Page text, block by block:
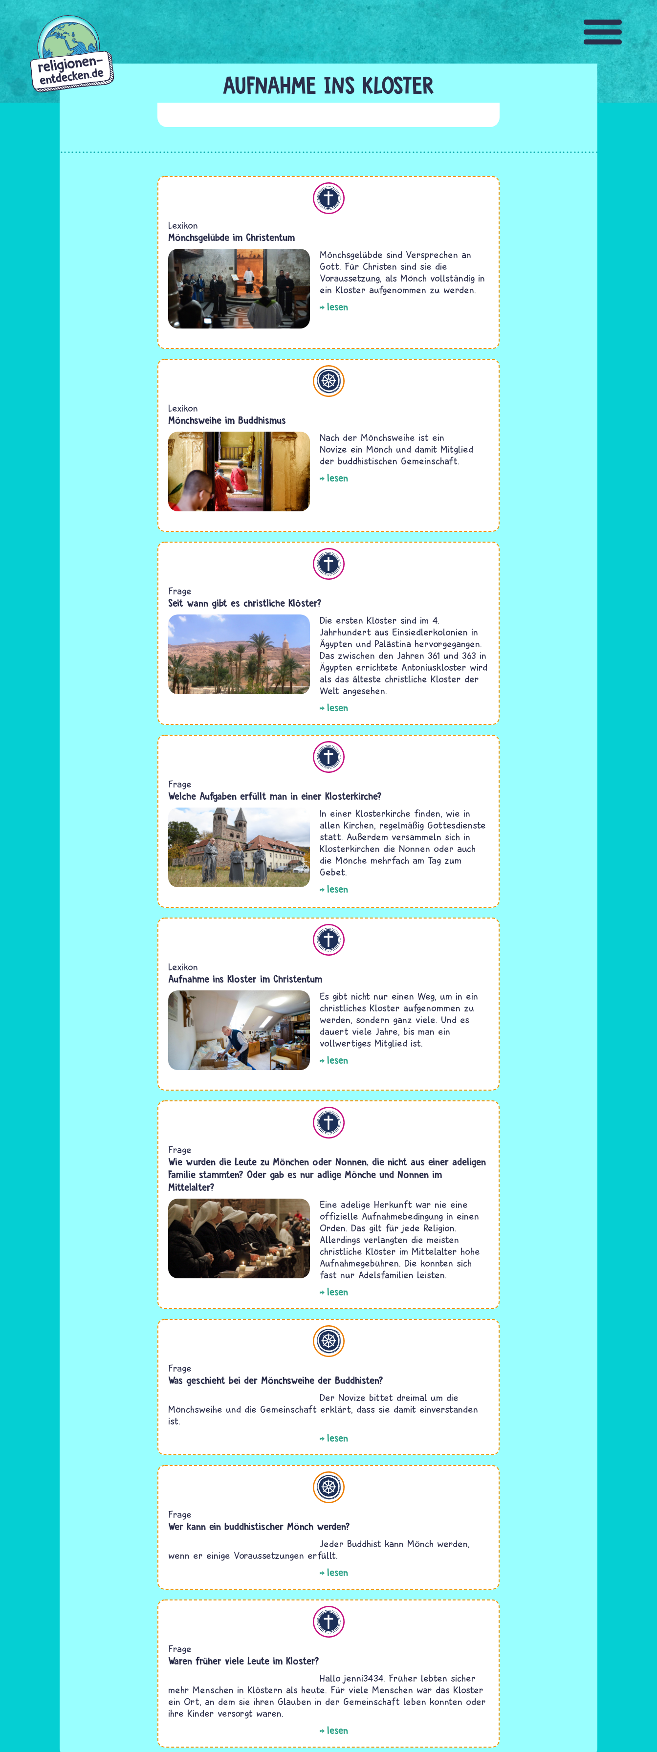
Direkt
AUFNAHME INS KLOSTER
Lexikon
Mönchsgelübde im Christentum
Mönchsgelübde sind Versprechen an
Gott. Für Christen sind sie die
Voraussetzung, als Mönch vollständig in
ein Kloster aufgenommen zu werden.
lesen
Lexikon
Mönchsweihe im Buddhismus
Nach der Mönchsweihe ist ein
Novize ein Mönch und damit Mitglied
der buddhistischen Gemeinschaft.
lesen
Frage
Seit wann gibt es christliche Klöster?
Die ersten Klöster sind im 4.
Jahrhundert aus Einsiedlerkolonien in
Ägypten und Palästina hervorgegangen.
Das zwischen den Jahren 361 und 363 in
Ägypten errichtete Antoniuskloster wird
als das älteste christliche Kloster der
Welt angesehen.
lesen
Frage
Welche Aufgaben erfüllt man in einer Klosterkirche?
In einer Klosterkirche finden, wie in
allen Kirchen, regelmäßig Gottesdienste
statt. Außerdem versammeln sich in
Klosterkirchen die Nonnen oder auch
die Mönche mehrfach am Tag zum
Gebet.
lesen
Lexikon
Aufnahme ins Kloster im Christentum
Es gibt nicht nur einen Weg, um in ein
christliches Kloster aufgenommen zu
werden, sondern ganz viele. Und es
dauert viele Jahre, bis man ein
vollwertiges Mitglied ist.
lesen
Frage
Wie wurden die Leute zu Mönchen oder Nonnen, die nicht aus einer adeligen
Familie stammten? Oder gab es nur adlige Mönche und Nonnen im
Mittelalter?
Eine adelige Herkunft war nie eine
offizielle Aufnahmebedingung in einen
Orden. Das gilt für jede Religion.
Allerdings verlangten die meisten
christliche Klöster im Mittelalter hohe
Aufnahmegebühren. Die konnten sich
fast nur Adelsfamilien leisten.
lesen
Frage
Was geschieht bei der Mönchsweihe der Buddhisten?
Der Novize bittet dreimal um die
Mönchsweihe und die Gemeinschaft erklärt, dass sie damit einverstanden
ist.
lesen
Frage
Wer kann ein buddhistischer Mönch werden?
Jeder Buddhist kann Mönch werden,
wenn er einige Voraussetzungen erfüllt.
lesen
Frage
Waren früher viele Leute im Kloster?
Hallo jenni3434. Früher lebten sicher
mehr Menschen in Klöstern als heute. Für viele Menschen war das Kloster
ein Ort, an dem sie ihren Glauben in der Gemeinschaft leben konnten oder
ihre Kinder versorgt waren.
lesen